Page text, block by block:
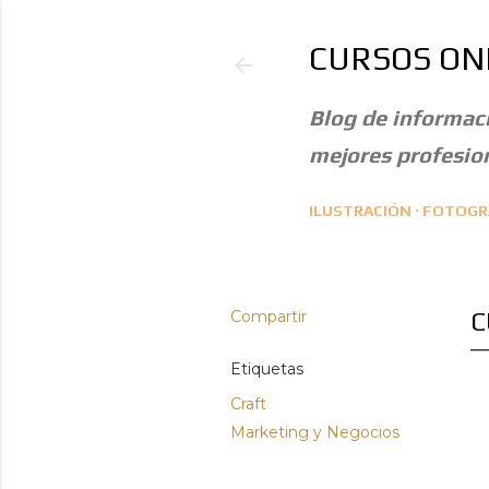
CURSOS
Blog de
mejores
ILUSTRACIÓN
Compartir
Etiquetas
Craft
Marketing y Negocios